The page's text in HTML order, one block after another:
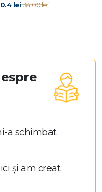
lei134.00 lei
a schimbat
și am creat